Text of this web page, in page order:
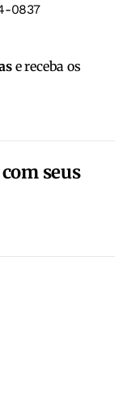
0837
e receba os
seus